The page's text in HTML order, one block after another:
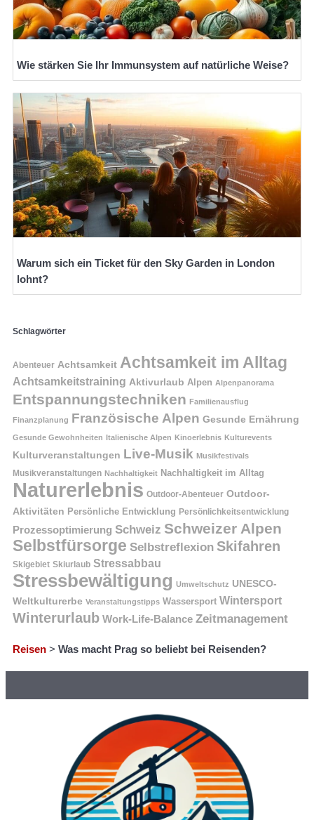
Wie stärken Sie Ihr Immunsystem auf natürliche Weise?
Warum sich ein Ticket für den Sky Garden in London
lohnt?
Schlagwörter
Abenteuer Achtsamkeit Achtsamkeit im Alltag
Achtsamkeitstraining Aktivurlaub Alpen Alpenpanorama
Entspannungstechniken Familienausflug
Finanzplanung Französische Alpen Gesunde Ernährung
Gesunde Gewohnheiten Italienische Alpen Kinoerlebnis Kulturevents
Kulturveranstaltungen Live-Musik Musikfestivals
Musikveranstaltungen Nachhaltigkeit Nachhaltigkeit im Alltag
Naturerlebnis Outdoor-Abenteuer Outdoor-
Aktivitäten Persönliche Entwicklung Persönlichkeitsentwicklung
Prozessoptimierung Schweiz Schweizer Alpen
Selbstfürsorge Selbstreflexion Skifahren
Skigebiet Skiurlaub Stressabbau
Stressbewältigung Umweltschutz UNESCO-
Weltkulturerbe Veranstaltungstipps Wassersport Wintersport
Winterurlaub Work-Life-Balance Zeitmanagement
Reisen > Was macht Prag so beliebt bei Reisenden?